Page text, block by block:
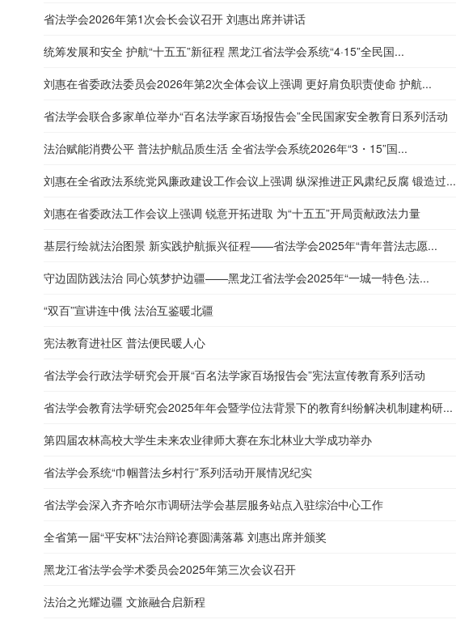
省法学会2026年第1次会长会议召开 刘惠出席并讲话
统筹发展和安全 护航“十五五”新征程 黑龙江省法学会系统“4·15”全民国...
刘惠在省委政法委员会2026年第2次全体会议上强调 更好肩负职责使命 护航...
省法学会联合多家单位举办“百名法学家百场报告会”全民国家安全教育日系列活动
法治赋能消费公平 普法护航品质生活 全省法学会系统2026年“3・15”国...
刘惠在全省政法系统党风廉政建设工作会议上强调 纵深推进正风肃纪反腐 锻造过...
刘惠在省委政法工作会议上强调 锐意开拓进取 为“十五五”开局贡献政法力量
基层行绘就法治图景 新实践护航振兴征程——省法学会2025年“青年普法志愿...
守边固防践法治 同心筑梦护边疆——黑龙江省法学会2025年“一城一特色·法...
“双百”宣讲连中俄 法治互鉴暖北疆
宪法教育进社区 普法便民暖人心
省法学会行政法学研究会开展“百名法学家百场报告会”宪法宣传教育系列活动
省法学会教育法学研究会2025年年会暨学位法背景下的教育纠纷解决机制建构研...
第四届农林高校大学生未来农业律师大赛在东北林业大学成功举办
省法学会系统“巾帼普法乡村行”系列活动开展情况纪实
省法学会深入齐齐哈尔市调研法学会基层服务站点入驻综治中心工作
全省第一届“平安杯”法治辩论赛圆满落幕 刘惠出席并颁奖
黑龙江省法学会学术委员会2025年第三次会议召开
法治之光耀边疆 文旅融合启新程